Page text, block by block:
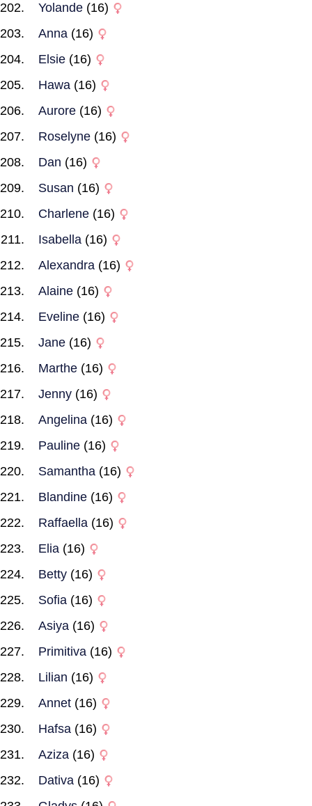
Yolande (16)
Anna (16)
Elsie (16)
Hawa (16)
Aurore (16)
Roselyne (16)
Dan (16)
Susan (16)
Charlene (16)
Isabella (16)
Alexandra (16)
Alaine (16)
Eveline (16)
Jane (16)
Marthe (16)
Jenny (16)
Angelina (16)
Pauline (16)
Samantha (16)
Blandine (16)
Raffaella (16)
Elia (16)
Betty (16)
Sofia (16)
Asiya (16)
Primitiva (16)
Lilian (16)
Annet (16)
Hafsa (16)
Aziza (16)
Dativa (16)